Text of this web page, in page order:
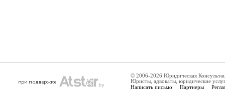
© 2006-2026 Юридическая
Юристы, адвокаты, юридические
Написать письмо Партнеры